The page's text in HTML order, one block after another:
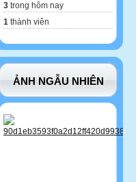
3 trong hôm nay
1 thành viên
ẢNH NGẪU NHIÊN